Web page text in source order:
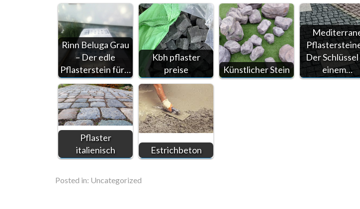
Rinn Beluga Grau
– Der edle
Pflasterstein für…
Kbh pflaster
preise
Künstlicher Stein
Der Schlüssel
einem…
Pflaster
italienisch
Estrichbeton
Posted in: Uncategorized